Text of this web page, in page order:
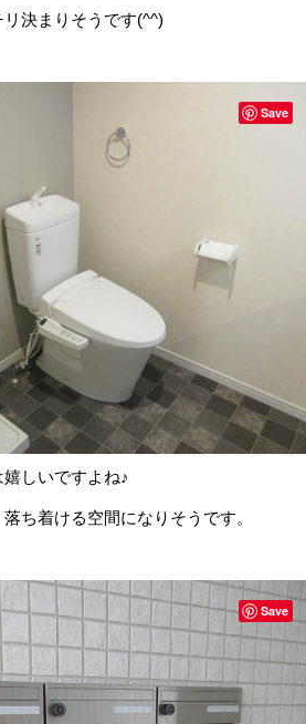
決まりそうです(^^)
しいですよね♪
ち着ける空間になりそうです。
Save
Save